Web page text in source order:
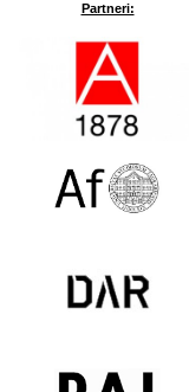
Partneri: